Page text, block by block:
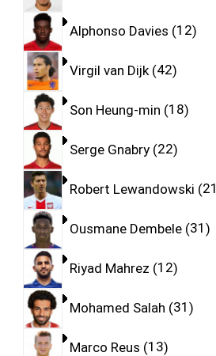
Alphonso Davies 12
Virgil van Dijk 42
Son Heung-min 18
Serge Gnabry 22
Robert Lewandowski 21
Ousmane Dembele 31
Riyad Mahrez 12
Mohamed Salah 31
Marco Reus 13